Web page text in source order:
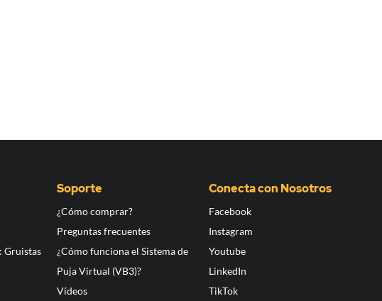
Gruistas
Soporte
¿Cómo comprar?
Preguntas frecuentes
¿Cómo funciona el Sistema de
Puja Virtual (VB3)?
Vídeos
Conecta con Nosotros
Facebook
Instagram
Youtube
LinkedIn
TikTok